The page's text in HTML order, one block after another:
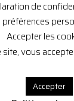
de site internet,
de
Accepter les
site, vous
Accepter